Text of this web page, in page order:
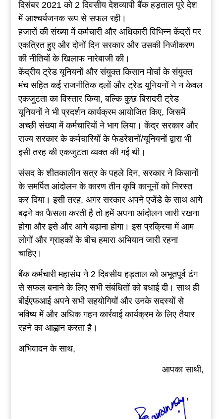
दिसंबर 2021 को 2 दिवसीय देशव्यापी बैंक हड़ताल पूरे देश
में आश्चर्यजनक रूप से सफल रही।
हजारों की संख्या में कर्मचारी और अधिकारी विभिन्न केंद्रों पर
एकत्रित हुए और दोनों दिन सरकार और उसकी निजीकरण
की नीतियों के खिलाफ नारेबाजी की।
केंद्रीय ट्रेड यूनियनों और संयुक्त किसान मोर्चा के संयुक्त
मंच सहित कई राजनीतिक दलों और ट्रेड यूनियनों ने न केवल
एकजुटता का विस्तार किया, बल्कि कुछ बिरादरी ट्रेड
यूनियनों ने भी प्रदर्शन कार्यक्रम आयोजित किए, जिसमें
अच्छी संख्या में कर्मचारियों ने भाग लिया। केंद्र सरकार और
राज्य सरकार के कर्मचारियों के फेडरेशनों/यूनियनों द्वारा भी
इसी तरह की एकजुटता व्यक्त की गई थी।
संसद के शीतकालीन सत्र के पहले दिन, सरकार ने किसानों
के समर्पित आंदोलन के कारण तीन कृषि कानूनों को निरस्त
कर दिया। इसी तरह, अगर सरकार अपने एजेंडे के साथ आगे
बढ़ने का फैसला करती है तो हमें अपना आंदोलन जारी रखना
होगा और इसे और आगे बढ़ाना होगा। इस प्रक्रिया में आम
लोगों और ग्राहकों के बीच हमारा अभियान जारी रहना
चाहिए।
बैंक कर्मचारी महासंघ ने 2 दिवसीय हड़ताल को अभूतपूर्व ढंग
से सफल बनाने के लिए सभी संबंधितों को बधाई दी। साथ ही
बीईएफआई अपने सभी सहयोगियों और उनके सदस्यों से
भविष्य में और अधिक गहन कार्रवाई कार्यक्रम के लिए तैयार
रहने का आह्वान करता है।
अभिवादन के साथ,
आपका साथी,